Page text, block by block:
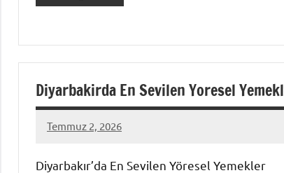
Diyarbakirda En Sevilen Yoresel
Temmuz 2, 2026
admin
Yorum
Diyarbakır’da En Sevilen Yöresel Yemekler